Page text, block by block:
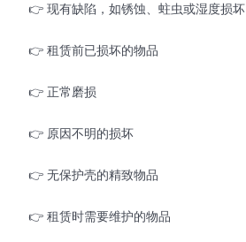
👉 现有缺陷，如锈蚀、蛀虫或湿度损坏
👉 租赁前已损坏的物品
👉 正常磨损
👉 原因不明的损坏
👉 无保护壳的精致物品
👉 租赁时需要维护的物品